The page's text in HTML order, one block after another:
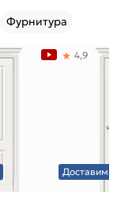
Фурнитура
Доставим
4,9